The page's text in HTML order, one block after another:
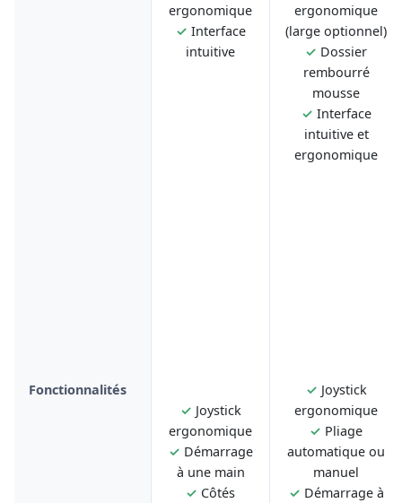
ergonomique
✓ Interface
intuitive
ergonomique
(large optionnel)
✓ Dossier
rembourré
mousse
✓ Interface
intuitive et
ergonomique
Fonctionnalités
✓ Joystick
ergonomique
✓ Démarrage
à une main
✓ Côtés
✓ Joystick
ergonomique
✓ Pliage
automatique ou
manuel
✓ Démarrage à